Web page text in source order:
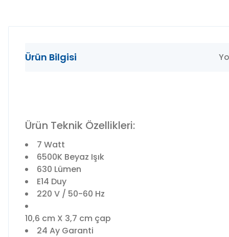
Ürün Bilgisi
Ürün Teknik Özellikleri:
7 Watt
6500K Beyaz Işık
630 Lümen
E14 Duy
220 V / 50-60 Hz
10,6 cm X 3,7 cm çap
24 Ay Garanti